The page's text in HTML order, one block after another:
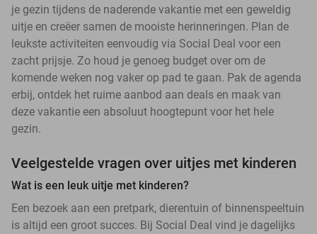
je gezin tijdens de naderende vakantie met een geweldig
uitje en creëer samen de mooiste herinneringen. Plan de
leukste activiteiten eenvoudig via Social Deal voor een
zacht prijsje. Zo houd je genoeg budget over om de
komende weken nog vaker op pad te gaan. Pak de agenda
erbij, ontdek het ruime aanbod aan deals en maak van
deze vakantie een absoluut hoogtepunt voor het hele
gezin.
Veelgestelde vragen over uitjes met kinderen
Wat is een leuk uitje met kinderen?
Een bezoek aan een pretpark, dierentuin of binnenspeeltuin
is altijd een groot succes. Bij Social Deal vind je dagelijks